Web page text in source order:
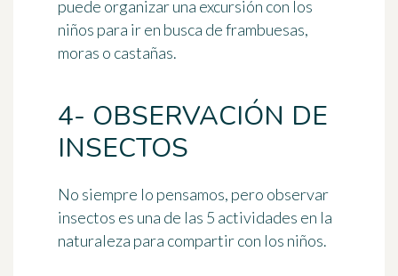
puede organizar una excursión con los
niños para ir en busca de frambuesas,
moras o castañas.
4- OBSERVACIÓN DE
INSECTOS
No siempre lo pensamos, pero observar
insectos es una de las 5 actividades en la
naturaleza para compartir con los niños.